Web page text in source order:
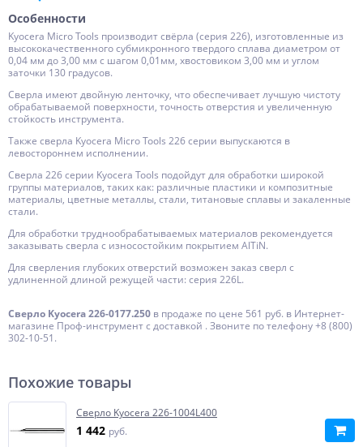
Особенности
Kyocera Micro Tools производит свёрла (серия 226), изготовленные из
высококачественного субмикронного твердого сплава диаметром от
0,04 мм до 3,00 мм с шагом 0,01мм, хвостовиком 3,00 мм и углом
заточки 130 градусов.
Сверла имеют двойную ленточку, что обеспечивает лучшую чистоту
обрабатываемой поверхности, точность отверстия и увеличенную
стойкость инструмента.
Также сверла Kyocera Micro Tools 226 серии выпускаются в
левостороннем исполнении.
Сверла 226 серии Kyocera Tools подойдут для обработки широкой
группы материалов, таких как: различные пластики и композитные
материалы, цветные металлы, стали, титановые сплавы и закаленные
стали.
Для обработки труднообрабатываемых материалов рекомендуется
заказывать сверла с износостойким покрытием AlTiN.
Для сверления глубоких отверстий возможен заказ сверл с
удлиненной длиной режущей части: серия 226L.
Сверло Kyocera 226-0177.250 в продаже по цене 561 руб. в Интернет-
магазине Проф-инструмент с доставкой . Звоните по телефону +8 (800)
302-10-51.
Похожие товары
Сверло Kyocera 226-1004L400
1 442 руб.